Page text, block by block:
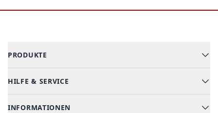
PRODUKTE
Alle Kategorien
HILFE & SERVICE
Hilfe & FAQ
INFORMATIONEN